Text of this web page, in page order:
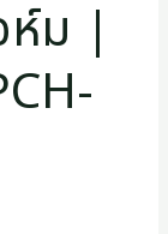
ห์ม |